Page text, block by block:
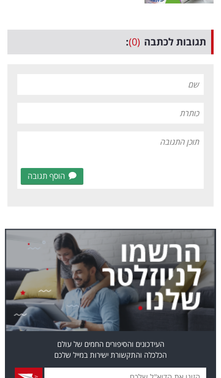
תגובות לכתבה (0)
:
הוסף תגובה
העידכונים והסיפורים החמים של עולם
הכלכלה והתקשורת ישירות במייל שלכם